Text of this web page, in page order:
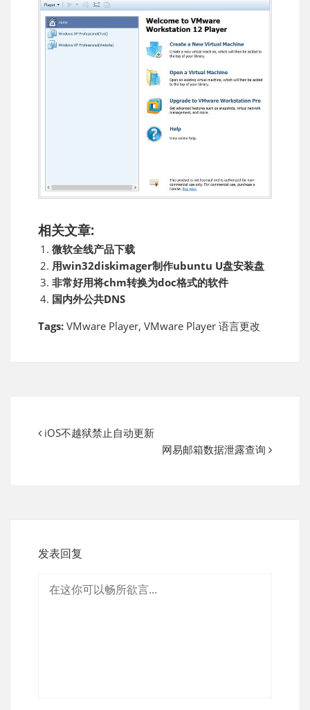
相关文章:
微软全线产品下载
用win32diskimager制作ubuntu U盘安装盘
非常好用将chm转换为doc格式的软件
国内外公共DNS
Tags: VMware Player, VMware Player 语言更改
iOS不越狱禁止自动更新
网易邮箱数据泄露查询
发表回复